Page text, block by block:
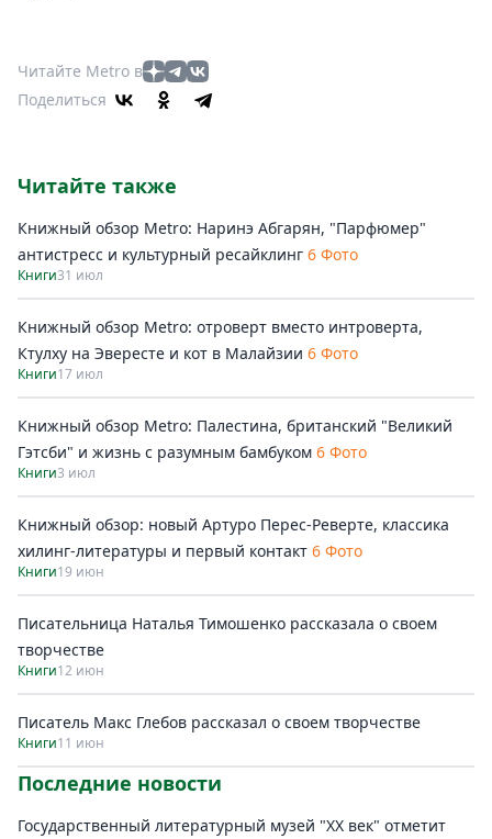
Читайте Metro в
Поделиться
Читайте также
Книжный обзор Metro: Наринэ Абгарян, "Парфюмер"
антистресс и культурный ресайклинг 6 Фото
Книги31 июл
Книжный обзор Metro: отроверт вместо интроверта,
Ктулху на Эвересте и кот в Малайзии 6 Фото
Книги17 июл
Книжный обзор Metro: Палестина, британский "Великий
Гэтсби" и жизнь с разумным бамбуком 6 Фото
Книги3 июл
Книжный обзор: новый Артуро Перес-Реверте, классика
хилинг-литературы и первый контакт 6 Фото
Книги19 июн
Писательница Наталья Тимошенко рассказала о своем
творчестве
Книги12 июн
Писатель Макс Глебов рассказал о своем творчестве
Книги11 июн
Последние новости
Государственный литературный музей "ХХ век" отметит